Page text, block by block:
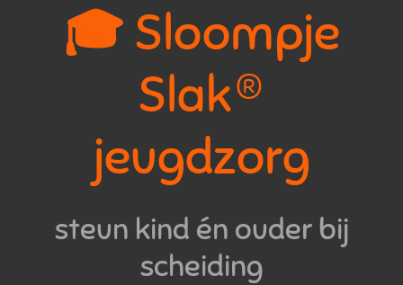
🎓 Sloompje
Slak®
jeugdzorg
steun kind én ouder bij
scheiding